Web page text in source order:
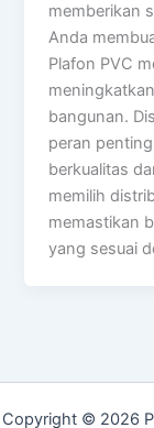
memberikan
Anda
Plafon PVC
bangunan.
peran
berkualitas
memilih
memastikan
yang sesuai
Copyright © 2026